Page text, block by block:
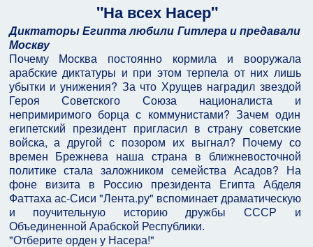
"На всех Насер"
Диктаторы Египта любили Гитлера и предавали
Москву
Почему Москва постоянно кормила и вооружала
арабские диктатуры и при этом терпела от них лишь
убытки и унижения? За что Хрущев наградил звездой
Героя Советского Союза националиста и
непримиримого борца с коммунистами? Зачем один
египетский президент пригласил в страну советские
войска, а другой с позором их выгнал? Почему со
времен Брежнева наша страна в ближневосточной
политике стала заложником семейства Асадов? На
фоне визита в Россию президента Египта Абделя
Фаттаха ас-Сиси "Лента.ру" вспоминает драматическую
и поучительную историю дружбы СССР и
Объединенной Арабской Республики.
"Отберите орден у Насера!"